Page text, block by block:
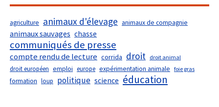
agriculture animaux d'élevage animaux de compagnie
animaux sauvages chasse
communiqués de presse
compte rendu de lecture corrida droit droit animal
droit européen emploi europe expérimentation animale foie gras
formation loup politique science éducation